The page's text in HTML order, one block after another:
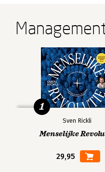
Sven Rickli
Menselijke
29,95
1